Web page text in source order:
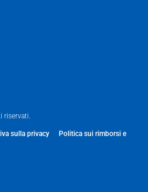
riservati.
sulla privacy
Politica sui rimborsi e